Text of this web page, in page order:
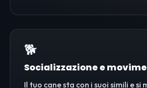
🐕
Socializzazione e
Il tuo cane sta con i suoi simili e si